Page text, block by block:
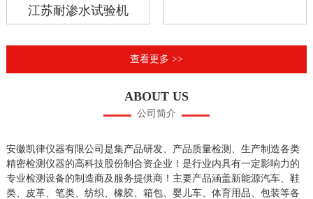
江苏耐渗水试验机
查看更多 >>
ABOUT US
公司简介
安徽凯律仪器有限公司是集产品研发、产品质量检测、生产制造各类
精密检测仪器的高科技股份制合资企业！是行业内具有一定影响力的
专业检测设备的制造商及服务提供商！主要产品涵盖新能源汽车、鞋
类、皮革、笔类、纺织、橡胶、箱包、婴儿车、体育用品、包装等各